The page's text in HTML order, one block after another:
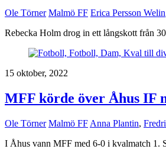
Ole Törner Malmö FF Erica Persson Welin
Rebecka Holm drog in ett långskott från
15 oktober, 2022
MFF körde över Åhus IF
Ole Törner Malmö FF Anna Plantin,
I Åhus vann MFF med 6-0 i kvalmatch 1.